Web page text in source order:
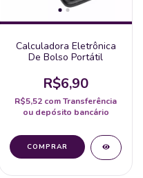
Calculadora Eletrônica
De Bolso Portátil
R$6,90
R$5,52 comTransferência
ou depósito bancário